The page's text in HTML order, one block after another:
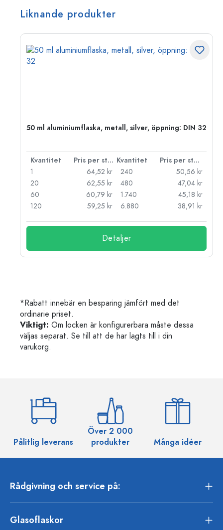
Liknande produkter
50 ml aluminiumflaska, metall, silver, öppning: DIN 32
Kvantitet Pris per styck Kvantitet
Pris per styck
1
64,52 kr
20
62,55 kr
60
60,79 kr
120
59,25 kr
240
50,56 kr
480
47,04 kr
1.740
45,18 kr
6.880
38,91 kr
Detaljer
*Rabatt innebär en besparing jämfört med det
ordinarie priset.
Viktigt: Om locken är konfigurerbara måste dessa
väljas separat. Se till att de har lagts till i din
varukorg.
Pålitlig leverans
Över 2 000
produkter
Många idéer
Rådgivning och service på:
Glasoflaskor